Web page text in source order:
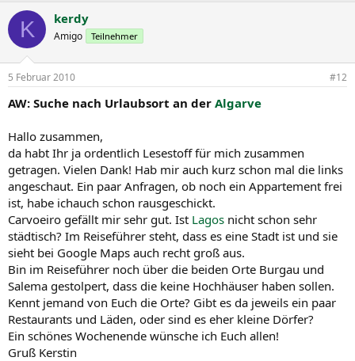
K kerdy
Amigo Teilnehmer
5 Februar 2010 #12
AW: Suche nach Urlaubsort an der Algarve
Hallo zusammen,
da habt Ihr ja ordentlich Lesestoff für mich zusammen
getragen. Vielen Dank! Hab mir auch kurz schon mal die links
angeschaut. Ein paar Anfragen, ob noch ein Appartement frei
ist, habe ichauch schon rausgeschickt.
Carvoeiro gefällt mir sehr gut. Ist Lagos nicht schon sehr
städtisch? Im Reiseführer steht, dass es eine Stadt ist und sie
sieht bei Google Maps auch recht groß aus.
Bin im Reiseführer noch über die beiden Orte Burgau und
Salema gestolpert, dass die keine Hochhäuser haben sollen.
Kennt jemand von Euch die Orte? Gibt es da jeweils ein paar
Restaurants und Läden, oder sind es eher kleine Dörfer?
Ein schönes Wochenende wünsche ich Euch allen!
Gruß Kerstin